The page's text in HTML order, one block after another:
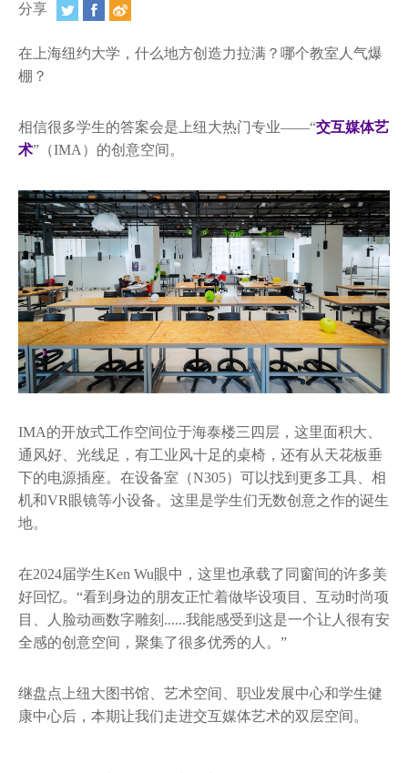
新闻简报
上海纽约大学汇刊
学生说
联系方式
支持我们
分享
在上海纽约大学，什么地方创造力拉满？哪个教室人气爆
棚？
相信很多学生的答案会是上纽大热门专业——“交互媒体艺
术”（IMA）的创意空间。
IMA的开放式工作空间位于海泰楼三四层，这里面积大、
通风好、光线足，有工业风十足的桌椅，还有从天花板垂
下的电源插座。在设备室（N305）可以找到更多工具、相
机和VR眼镜等小设备。这里是学生们无数创意之作的诞生
地。
在2024届学生Ken Wu眼中，这里也承载了同窗间的许多美
好回忆。“看到身边的朋友正忙着做毕设项目、互动时尚项
目、人脸动画数字雕刻......我能感受到这是一个让人很有安
全感的创意空间，聚集了很多优秀的人。”
继盘点上纽大图书馆、艺术空间、职业发展中心和学生健
康中心后，本期让我们走进交互媒体艺术的双层空间。